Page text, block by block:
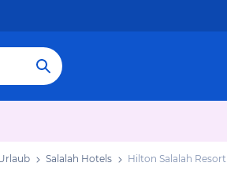
Salalah Hotels Hilton Salalah Resort